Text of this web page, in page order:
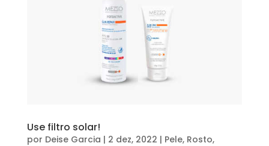
Use filtro solar!
por Deise Garcia | 2 dez, 2022 | Pele, Rosto,